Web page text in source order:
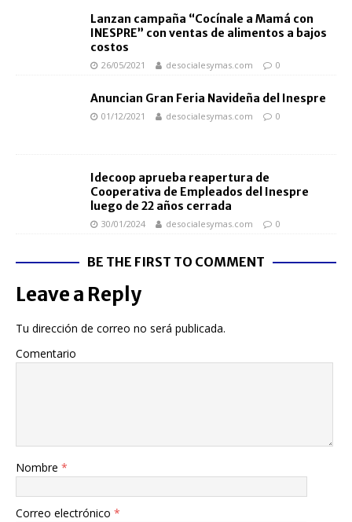
Lanzan campaña “Cocínale a Mamá con
INESPRE” con ventas de alimentos a bajos
costos
26/05/2021 desocialesymas.com 0
Anuncian Gran Feria Navideña del Inespre
01/12/2021 desocialesymas.com 0
Idecoop aprueba reapertura de
Cooperativa de Empleados del Inespre
luego de 22 años cerrada
30/01/2024 desocialesymas.com 0
BE THE FIRST TO COMMENT
Leave a Reply
Tu dirección de correo no será publicada.
Comentario
Nombre *
Correo electrónico *